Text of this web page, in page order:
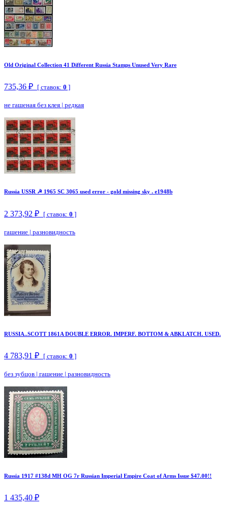
Old Original Collection 41 Different Russia Stamps Unused Very Rare
735,36 ₽ [ ставок: 0 ]
не гашеная без клея | редкая
Russia USSR ☭ 1965 SC 3065 used error - gold missing sky . e1948b
2 373,92 ₽ [ ставок: 0 ]
гашение | разновидность
RUSSIA..SCOTT 1861A DOUBLE ERROR. IMPERF. BOTTOM & ABKLATCH. USED.
4 783,91 ₽ [ ставок: 0 ]
без зубцов | гашение | разновидность
Russia 1917 #138d MH OG 7r Russian Imperial Empire Coat of Arms Issue $47.00!!
1 435,40 ₽